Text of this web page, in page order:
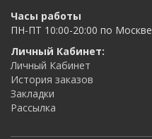
Часы работы
ПН-ПТ 10:00-20:00 по Москве
Личный Кабинет:
Личный Кабинет
История заказов
Закладки
Рассылка